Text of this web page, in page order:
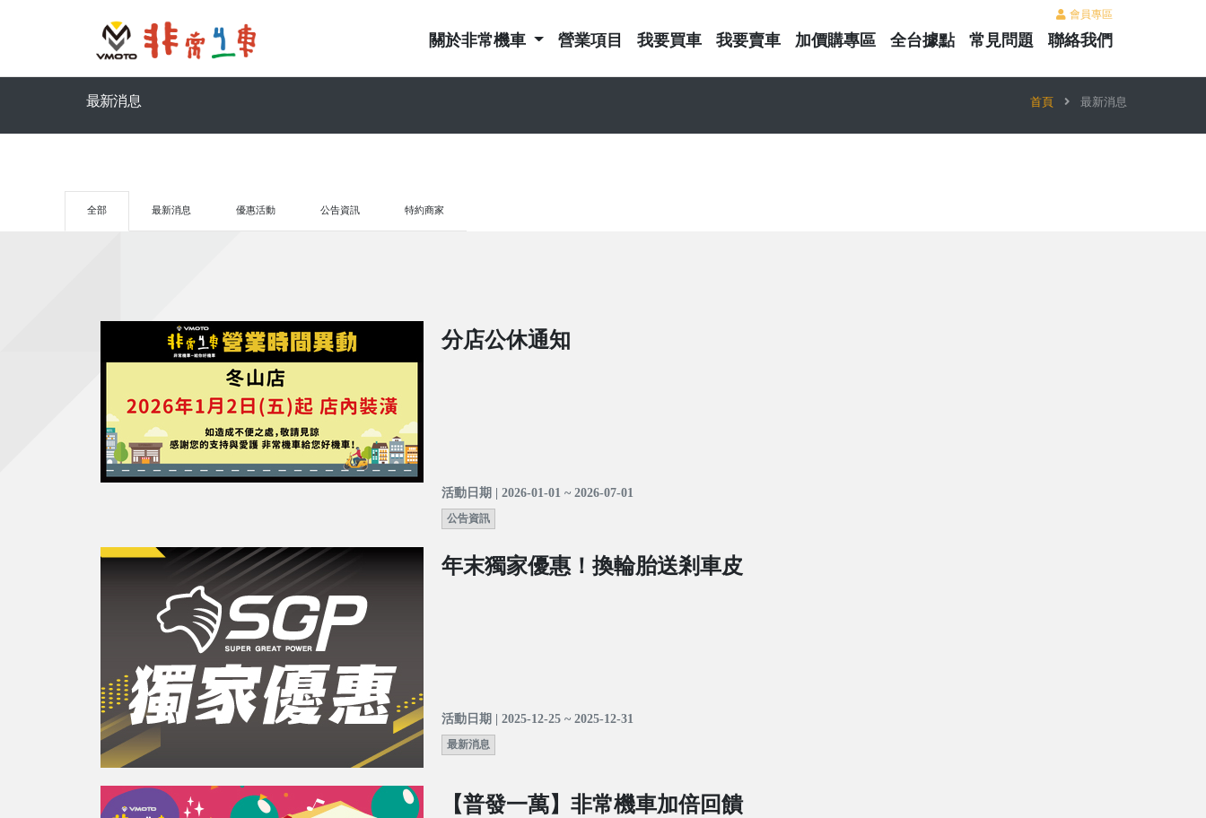
會員專區
關於非常機車 營業項目 我要買車 我要賣車 加價購專區 全台據點 常見問題 聯絡我們
最新消息 首頁 最新消息
全部 最新消息 優惠活動 公告資訊 特約商家
分店公休通知
活動日期 | 2026-01-01 ~ 2026-07-01
公告資訊
年末獨家優惠！換輪胎送剎車皮
活動日期 | 2025-12-25 ~ 2025-12-31
最新消息
【普發一萬】非常機車加倍回饋